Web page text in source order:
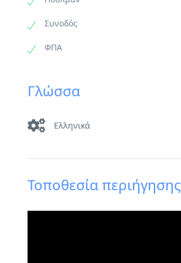
Συνοδός
ΦΠΑ
Γλώσσα
Ελληνικά
Τοποθεσία περιήγησης